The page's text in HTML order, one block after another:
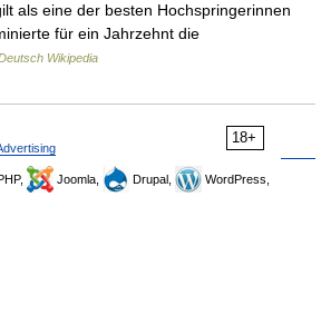
als eine der besten Hochspringerinnen
für ein Jahrzehnt die
Wikipedia
18+
Joomla, Drupal,
WordPress,